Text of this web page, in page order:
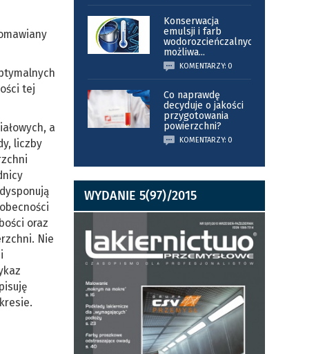
tej
a
liczby
oraz
Nie
Konserwacja
emulsji i farb
wodorozcieńczalnych
możliwa...
KOMENTARZY: 0
Co naprawdę
decyduje o jakości
przygotowania
powierzchni?
KOMENTARZY: 0
WYDANIE 5(97)/2015